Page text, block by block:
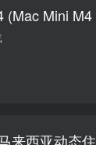
(Mac Mini M4
来西亚动态